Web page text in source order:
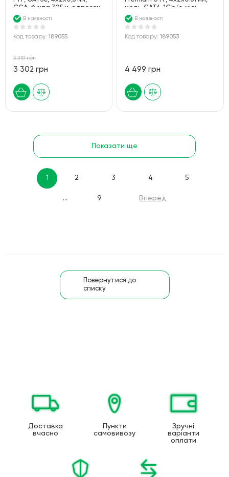
CCA, бухта 305 м, с тросом
1,2ммВ наявності
Код товару: 189055
3 310 грн
3 302 грн
медь, CAT6, 1Gb/s, мідь,
305мВ наявності
Код товару:189053
4 499 грн
Показати ще
1 2 3 4 5
... 9 Вперед
Повернутися до
списку
Доставка
вчасно
Пункти
самовивозу
Зручні
варіанти
оплати